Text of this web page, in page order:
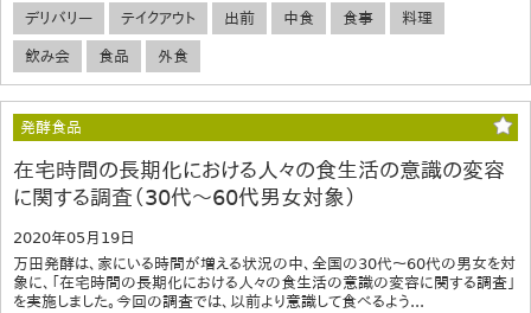
デリバリー テイクアウト 出前 中食 食事 料理
飲み会 食品 外食
発酵食品
在宅時間の長期化における人々の食生活の意識の変容
に関する調査（30代～60代男女対象）
2020年05月19日
万田発酵は、家にいる時間が増える状況の中、全国の30代～60代の男女を対
象に、「在宅時間の長期化における人々の食生活の意識の変容に関する調査」
を実施しました。今回の調査では、以前より意識して食べるよう...